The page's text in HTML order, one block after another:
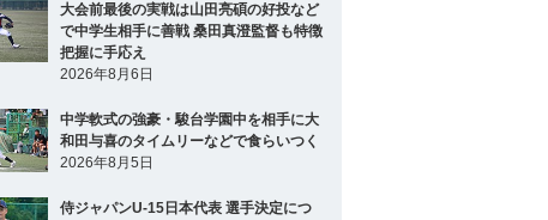
大会前最後の実戦は山田亮碩の好投など
で中学生相手に善戦 桑田真澄監督も特徴
把握に手応え
2026年8月6日
中学軟式の強豪・駿台学園中を相手に大
和田与喜のタイムリーなどで食らいつく
2026年8月5日
侍ジャパンU-15日本代表 選手決定につ